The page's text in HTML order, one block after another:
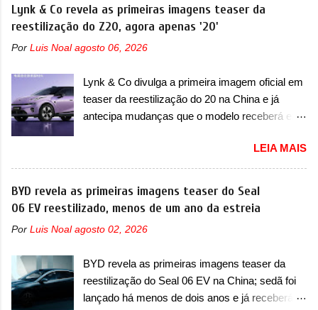
picape, é uma verdadeira revolução no
mercado automotivo. Há alguns anos era
improvável pensar que uma picape chagaria ao
Strada fez. Mais do que isso: ela é a prova viva
que time que está ganhando se mexe sim. Ao
longo da sua história, ela...
certeza foi um grandioso lançamento da
Chevrolet que assustou a concorrência. Nesse
ano também era lançada a nova geração do
ganhava uma nova geração feita do zero,
apelidada de "Bolinha" por suas formas
arredondadas. Além do Gol, outro Volkswagen
versão hatchback do Logus que chegava
depois de um ano de atraso. A invasão de 1994
foi marcava pelos franceses, alemães,
japoneses e coreanos que chegaram
arrancando corações em nosso mercado. Os
vendas em 1994 foram o Renault R19 que
vinha em 3 versões de carroceria, sendo duas
do hatch e o sedan, a famosa Kia Besta, o Vol...
Lynk & Co revela as primeiras imagens teaser da
reestilização do Z20, agora apenas '20'
Por Luis Noal agosto 06, 2026
Lynk & Co divulga a primeira imagem oficial em
teaser da reestilização do 20 na China e já
antecipa mudanças que o modelo receberá em
apresentar na China as primeiras mudanças
para o Z20, um misto de hatch com SUV que é
vendido no mercado chinês desde o
lançamento, em 2024. Agora, o modelo passará
mudará de nome. Vendido na Europa como 02
vendido na China apenas como ‘20’. Junto das
mudanças visuais, a marca confirmou que ele
pode ser um dos primeiros produtos da
LEIA MAIS
BYD revela as primeiras imagens teaser do Seal
06 EV reestilizado, menos de um ano da estreia
Por Luis Noal agosto 02, 2026
BYD revela as primeiras imagens teaser da
reestilização do Seal 06 EV na China; sedã foi
lançado há menos de dois anos e já receberá a